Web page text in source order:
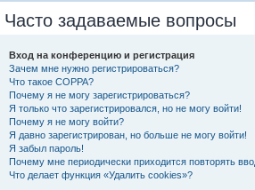
Часто задаваемые вопросы
Вход на конференцию и регистрация
Зачем мне нужно регистрироваться?
Что такое COPPA?
Почему я не могу зарегистрироваться?
Я только что зарегистрировался, но не могу войти!
Почему я не могу войти?
Я давно зарегистрирован, но больше не могу войти!
Я забыл пароль!
Почему мне периодически приходится повторять
Что делает функция «Удалить cookies»?